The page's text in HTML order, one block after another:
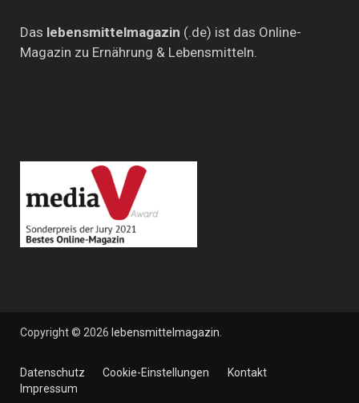
Das lebensmittelmagazin (.de) ist das Online-
Magazin zu Ernährung & Lebensmitteln.
Copyright © 2026 lebensmittelmagazin.
Datenschutz Cookie-Einstellungen
Kontakt
Impressum